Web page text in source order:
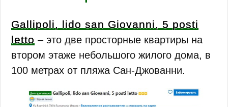
Gallipoli, lido san Giovanni, 5 posti
letto ‒ это две просторные квартиры на
втором этаже небольшого жилого дома, в
100 метрах от пляжа Сан-Джованни.